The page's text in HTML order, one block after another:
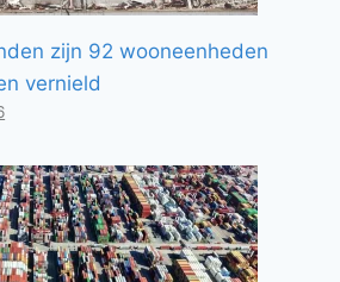
zijn 92 wooneenheden
vernield